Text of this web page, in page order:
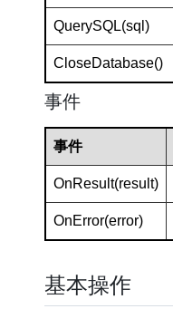
QuerySQL(sql)
CloseDatabase()
事件
事件
OnResult(result)
OnError(error)
基本操作